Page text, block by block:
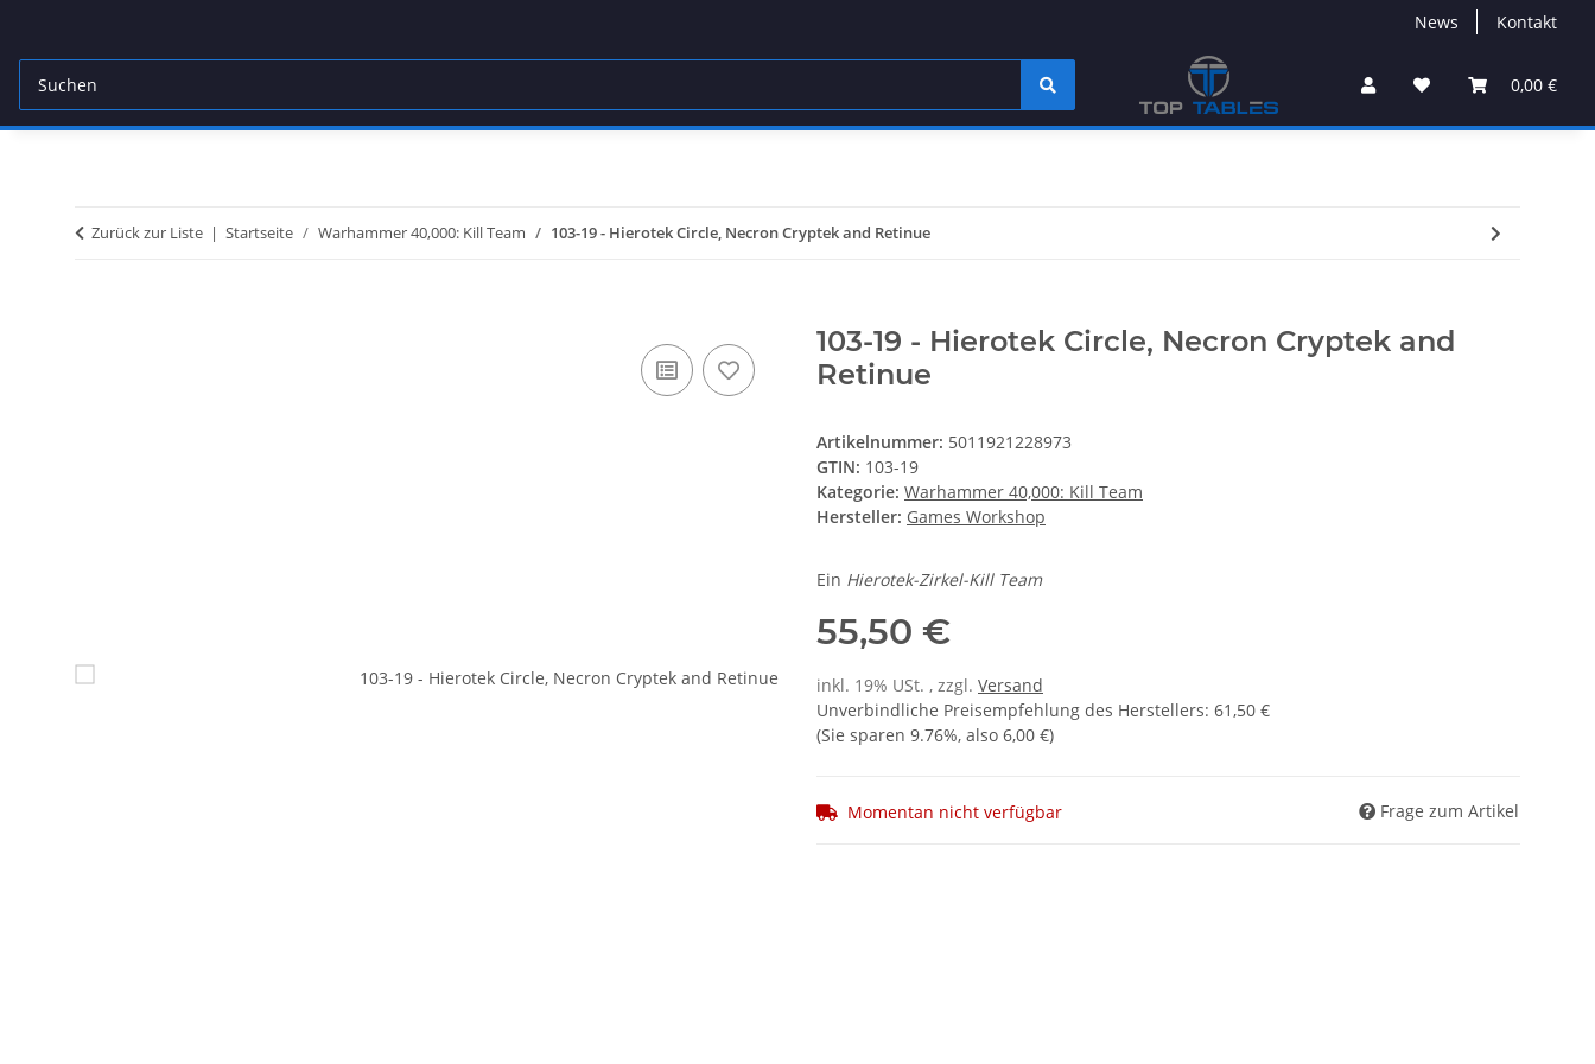
News Kontakt
0,00 €
Zurück zur Liste Startseite Warhammer 40,000: Kill Team 103-19 - Hierotek Circle, Necron Cryptek and Retinue
103-19 - Hierotek Circle, Necron Cryptek and
Retinue
Artikelnummer: 5011921228973
GTIN: 103-19
Kategorie: Warhammer 40,000: Kill Team
Hersteller: Games Workshop
Ein Hierotek-Zirkel-Kill Team
55,50 €
inkl. 19% USt. , zzgl. Versand
Unverbindliche Preisempfehlung des Herstellers: 61,50 €
(Sie sparen 9.76%, also 6,00 €)
Momentan nicht verfügbar Frage zum Artikel